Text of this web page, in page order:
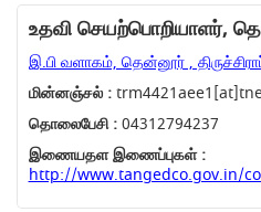
உதவி செயற்பொறியாளர்,
இ.பி வளாகம், தென்னூர் ,
மின்னஞ்சல் :
தொலைபேசி :04312794237
இணையதள இணைப்புகள் :
http://www.tangedco.gov.in/